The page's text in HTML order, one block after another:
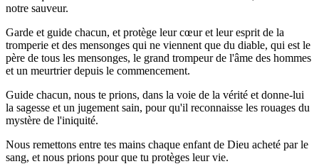
notre sauveur.
Garde et guide chacun, et protège leur cœur et leur esprit de la
tromperie et des mensonges qui ne viennent que du diable, qui est le
père de tous les mensonges, le grand trompeur de l'âme des hommes
et un meurtrier depuis le commencement.
Guide chacun, nous te prions, dans la voie de la vérité et donne-lui
la sagesse et un jugement sain, pour qu'il reconnaisse les rouages du
mystère de l'iniquité.
Nous remettons entre tes mains chaque enfant de Dieu acheté par le
sang, et nous prions pour que tu protèges leur vie.